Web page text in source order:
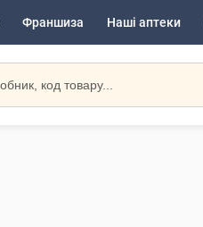
Франшиза Наші аптеки